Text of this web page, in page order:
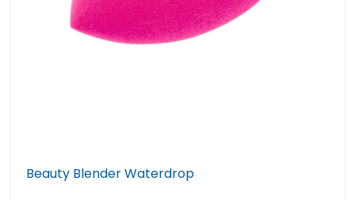
Beauty Blender Waterdrop